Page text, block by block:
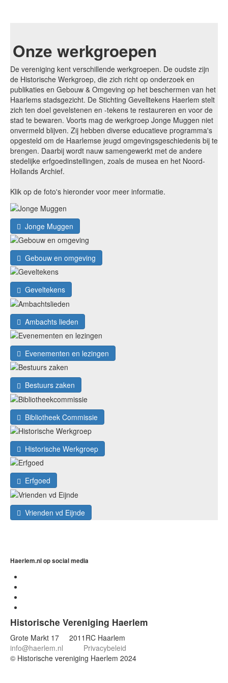
Onze werkgroepen
De vereniging kent verschillende werkgroepen. De oudste zijn
de Historische Werkgroep, die zich richt op onderzoek en
publikaties en Gebouw & Omgeving op het beschermen van het
Haarlems stadsgezicht. De Stichting Gevelltekens Haerlem stelt
zich ten doel gevelstenen en -tekens te restaureren en voor de
stad te bewaren. Voorts mag de werkgroep Jonge Muggen niet
onvermeld blijven. Zij hebben diverse educatieve programma's
opgesteld om de Haarlemse jeugd omgevingsgeschiedenis bij te
brengen. Daarbij wordt nauw samengewerkt met de andere
stedelijke erfgoedinstellingen, zoals de musea en het Noord-
Hollands Archief.
Klik op de foto's hieronder voor meer informatie.
Jonge Muggen
Gebouw en omgeving
Geveltekens
Ambachts lieden
Evenementen en lezingen
Bestuurs zaken
Bibliotheek Commissie
Historische Werkgroep
Erfgoed
Vrienden vd Eijnde
Haerlem.nl op social media
Historische Vereniging Haerlem
Grote Markt 17 2011RC Haarlem
info@haerlem.nl
Privacybeleid
© Historische vereniging Haerlem 2024